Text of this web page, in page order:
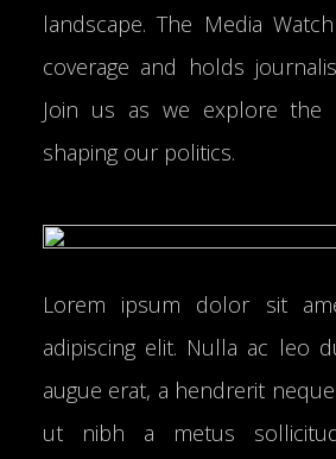
landscape. The Media
coverage and holds
Join us as we explore the
shaping our politics.
Lorem ipsum dolor sit
adipiscing elit. Nulla ac leo
augue erat, a hendrerit
ut nibh a metus